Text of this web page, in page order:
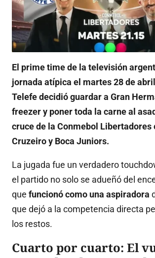
El prime time de la televisión
jornada atípica el martes 28 de
Telefe decidió guardar a Gran
freezer y poner toda la carne al
cruce de la Conmebol Libertadores
Cruzeiro y Boca Juniors.
La jugada fue un verdadero
el partido no solo se adueñó del
que funcionó como una aspiradora
que dejó a la competencia directa
los restos.
Cuarto por cuarto: El